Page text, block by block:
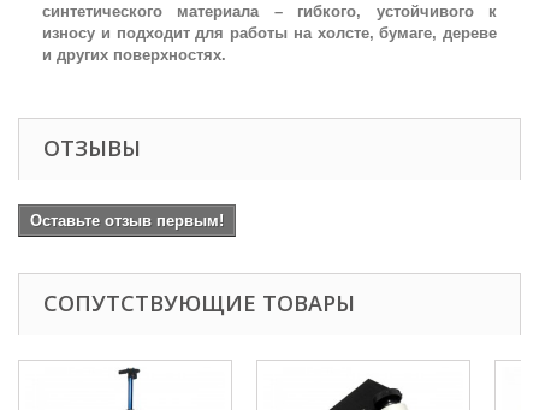
синтетического материала – гибкого, устойчивого к
износу и подходит для работы на холсте, бумаге, дереве
и других поверхностях.
ОТЗЫВЫ
Оставьте отзыв первым!
СОПУТСТВУЮЩИЕ ТОВАРЫ